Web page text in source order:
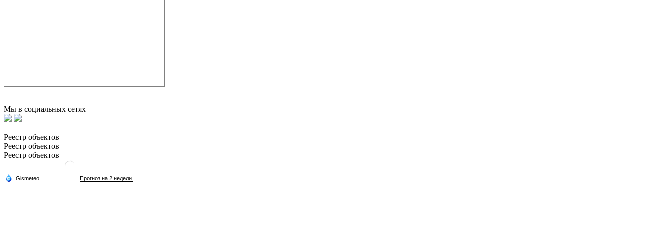
Мы в социальных сетях
Реестр объектов
Реестр объектов
Реестр объектов